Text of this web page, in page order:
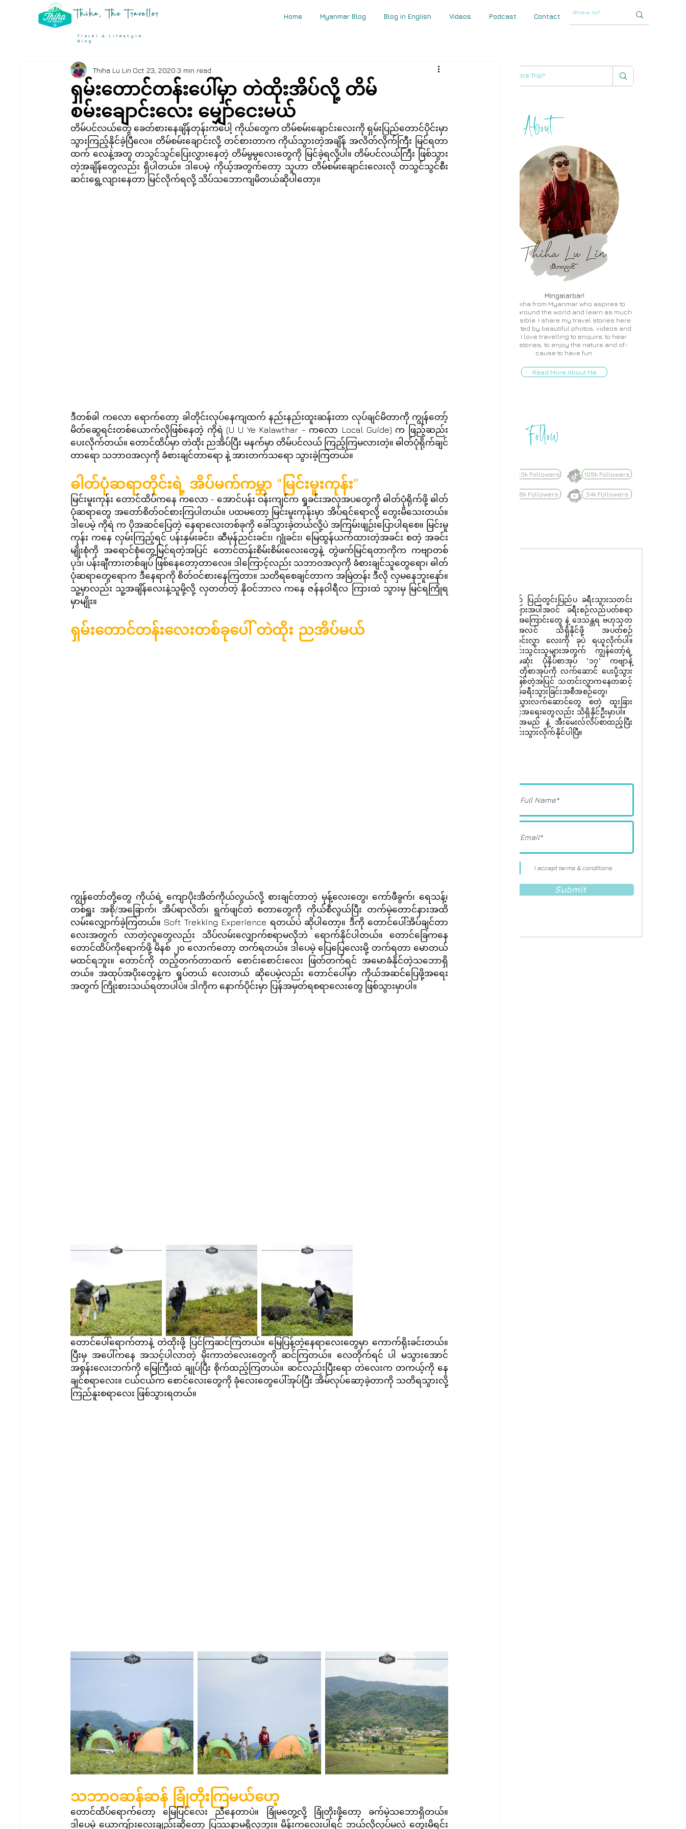
Thiha, The Traveller
Travel & Lifestyle
Blog
Home Myanmar Blog Blog in English Videos Podcast Contact
About
Mingalarbar!
I'm Thiha from Myanmar who aspires to
travel around the world and learn as much
as possible. I share my travel stories here
supported by beautiful photos, videos and
more. I love travelling to enquire, to hear
local stories, to enjoy the nature and of-
cause to have fun.
Read More About Me
Follow
623k Followers 105k Followers
8.8k Followers 34k Followers
နေ့စဉ် ပြည်တွင်းပြည်ပ ခရီးသွားသတင်း
ထူးများအပါအဝင် ခရီးစဉ်လည်ပတ်စရာ
များအကြောင်းတွေ နဲ့ ဒေသန္တရ ဗဟုသုတ
အစုံအလင် သိရှိနိုင်ဖို့ အပတ်စဉ်
သတင်းလွှာ လေးကို ခုပဲ ရယူလိုက်ပါ။
စာရင်းသွင်းသူများအတွက် ကျွန်တော့်ရဲ့
ပထမဆုံး ပုံနှိပ်စာအုပ် "၁၇" ကဗျာနဲ့
ဝတ္ထုတိုစာအုပ်ကို လက်ဆောင် ပေးပို့သွား
မှာ ဖြစ်တဲ့အပြင် သတင်းလွှာကနေတဆင့်
အခမဲ့ခရီးသွားခြင်းအစီအစဉ်တွေ၊
ခရီးသွားလက်ဆောင်တွေ စတဲ့ ထူးခြား
အခွင့်အရေးတွေလည်း သိရှိနိုင်ဦးမှာပါ။
ခုပဲ အမည် နဲ့ အီးမေးလ်လိပ်စာထည့်ပြီး
စာရင်းသွားလိုက်နိုင်ပါပြီ။
I accept terms & conditions
Submit
ရှမ်းတောင်တန်းပေါ်မှာ တဲထိုးအိပ်လို့ တိမ်
စမ်းချောင်းလေး မျှော်ငေးမယ်
Thiha Lu Lin Oct 23, 2020 3 min read
တိမ်ပင်လယ်တွေ ခေတ်စားနေချိန်တုန်းကပေါ့ ကိုယ်တွေက တိမ်စမ်းချောင်းလေးကို ရှမ်းပြည်တောင်ပိုင်းမှာ
သွားကြည့်နိုင်ခဲ့ပြီလေ။ တိမ်စမ်းချောင်းလို့ တင်စားတာက ကိုယ်သွားတဲ့အချိန် အလိတ်လိုက်ကြီး မြင်ရတာ
ထက် လေနဲ့အတူ တသွင်သွင်ပြေးလွှားနေတဲ့ တိမ်မွမွလေးတွေကို မြင်ခဲ့ရလို့ပါ။ တိမ်ပင်လယ်ကြီး ဖြစ်သွား
တဲ့အချိန်တွေလည်း ရှိပါတယ်။ ဒါပေမဲ့ ကိုယ့်အတွက်တော့ သူဟာ တိမ်စမ်းချောင်းလေးလို တသွင်သွင်စီး
ဆင်းရွေ့လျားနေတာ မြင်လိုက်ရလို့ သိပ်သဘောကျမိတယ်ဆိုပါတော့။
ဒီတစ်ခါ ကလော ရောက်တော့ ခါတိုင်းလုပ်နေကျထက် နည်းနည်းထူးဆန်းတာ လုပ်ချင်မိတာကို ကျွန်တော့်
မိတ်ဆွေရင်းတစ်ယောက်လိုဖြစ်နေတဲ့ ကိုရဲ (U U Ye Kalawthar - ကလော Local Guide) က ဖြည့်ဆည်း
ပေးလိုက်တယ်။ တောင်ထိပ်မှာ တဲထိုး ညအိပ်ပြီး မနက်မှာ တိမ်ပင်လယ် ကြည့်ကြမလားတဲ့။ ဓါတ်ပုံရိုက်ချင်
တာရော သဘာဝအလှကို ခံစားချင်တာရော နဲ့ အားတက်သရော သွားခဲ့ကြတယ်။
ဓါတ်ပုံဆရာတိုင်းရဲ့ အိပ်မက်ကမ္ဘာ “မြင်းမူးကုန်း”
မြင်းမူးကုန်း တောင်ထိပ်ကနေ ကလော - အောင်ပန်း ဝန်းကျင်က ရှုခင်းအလှအပတွေကို ဓါတ်ပုံရိုက်ဖို့ ဓါတ်
ပုံဆရာတွေ အတော်စိတ်ဝင်စားကြပါတယ်။ ပထမတော့ မြင်းမူးကုန်းမှာ အိပ်ရင်ရောလို့ တွေးမိသေးတယ်။
ဒါပေမဲ့ ကိုရဲ က ပိုအဆင်ပြေတဲ့ နေရာလေးတစ်ခုကို ခေါ်သွားခဲ့တယ်လို့ပဲ အကြမ်းဖျဉ်းပြောပါရစေ။ မြင်းမူ
ကုန်း ကနေ လှမ်းကြည့်ရင် ပန်းနှမ်းခင်း၊ ဆီမုန်ညင်းခင်း၊ ဂျုံခင်း၊ မြေထွန်ယက်ထားတဲ့အခင်း စတဲ့ အခင်း
မျိုးစုံကို အရောင်စုံတွေ့မြင်ရတဲ့အပြင် တောင်တန်းစိမ်းစိမ်းလေးတွေနဲ့ တွဲဖက်မြင်ရတာကိုက ကဗျာတစ်
ပုဒ်၊ ပန်းချီကားတစ်ချပ် ဖြစ်နေတော့တာလေ။ ဒါကြောင့်လည်း သဘာဝအလှကို ခံစားချင်သူတွေရော၊ ဓါတ်
ပုံဆရာတွေရောက ဒီနေရာကို စိတ်ဝင်စားနေကြတာ။ သတိရစေချင်တာက အမြဲတန်း ဒီလို လှမနေဘူးနော်။
သူ့မှာလည်း သူ့အချိန်လေးနဲ့သူမို့လို့ လှတတ်တဲ့ နိုဝင်ဘာလ ကနေ ဇန်နဝါရီလ ကြားထဲ သွားမှ မြင်ရကြုံရ
မှာမျိုး။
ရှမ်းတောင်တန်းလေးတစ်ခုပေါ် တဲထိုး ညအိပ်မယ်
ကျွန်တော်တို့တွေ ကိုယ်ရဲ့ ကျောပိုးအိတ်ကိုယ်လွယ်လို့ စားချင်တာတဲ့ မုန့်လေးတွေ၊ ကော်ဖီခွက်၊ ရေသန့်၊
တစ်ရှူး အစို/အခြောက်၊ အိပ်ရာလိတ်၊ ရွက်ဖျင်တဲ စတာတွေကို ကိုယ်စီလွယ်ပြီး တက်မဲ့တောင်နားအထိ
လမ်းလျှောက်ခဲ့ကြတယ်။ Soft Trekking Experience ရတယ်ပဲ ဆိုပါတော့။ ဒီကို တောင်ပေါ်အိပ်ချင်တာ
လေးအတွက် လာတဲ့လူတွေလည်း သိပ်လမ်းလျှောက်စရာမလိုဘဲ ရောက်နိုင်ပါတယ်။ တောင်ခြေကနေ
တောင်ထိပ်ကိုရောက်ဖို့ မိနစ် ၂၀ လောက်တော့ တက်ရတယ်။ ဒါပေမဲ့ ပြေပြေလေးမို့ တက်ရတာ မောတယ်
မထင်ရဘူး။ တောင်ကို တည့်တက်တာထက် စောင်းစောင်းလေး ဖြတ်တက်ရင် အမောခံနိုင်တဲ့သဘောရှိ
တယ်။ အထုပ်အပိုးတွေနဲ့က ရှုပ်တယ် လေးတယ် ဆိုပေမဲ့လည်း တောင်ပေါ်မှာ ကိုယ်အဆင်ပြေဖို့အရေး
အတွက် ကြိုးစားသယ်ရတာပါပဲ။ ဒါကိုက နောက်ပိုင်းမှာ ပြန်အမှတ်ရစရာလေးတွေ ဖြစ်သွားမှာပါ။
တောင်ပေါ်ရောက်တာနဲ့ တဲထိုးဖို့ ပြင်ကြဆင်ကြတယ်။ မြေပြန့်တဲ့နေရာလေးတွေမှာ ကောက်ရိုးခင်းတယ်။
ပြီးမှ အပေါ်ကနေ အသင့်ပါလာတဲ့ မိုးကာတဲလေးတွေကို ဆင်ကြတယ်။ လေတိုက်ရင် ပါ မသွားအောင်
အစွန်းလေးဘက်ကို မြေကြီးထဲ ချုပ်ပြီး စိုက်ထည့်ကြတယ်။ ဆင်လည်းပြီးရော တဲလေးက တကယ့်ကို နေ
ချင်စရာလေး။ ငယ်ငယ်က စောင်လေးတွေကို ခုံလေးတွေပေါ်အုပ်ပြီး အိမ်လုပ်ဆော့ခဲ့တာကို သတိရသွားလို့
ကြည်နူးစရာလေး ဖြစ်သွားရတယ်။
သဘာဝဆန်ဆန် ခြုံတိုးကြမယ်ဟေ့
တောင်ထိပ်ရောက်တော့ မြေပြင်လေး ညီနေတာပဲ။ ခြုံမတွေ့လို့ ခြုံတိုးဖို့တော့ ခက်မဲ့သဘောရှိတယ်။
ဒါပေမဲ့ ယောကျ်ားလေးချည်းဆိုတော့ ပြဿနာမရှိလှဘူး။ မိန်းကလေးပါရင် ဘယ်လိုလုပ်မလဲ တွေးမိရင်း